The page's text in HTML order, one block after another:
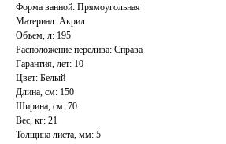
Форма ванной: Прямоугольная
Материал: Акрил
Объем, л: 195
Расположение перелива: Справа
Гарантия, лет: 10
Цвет: Белый
Длина, см: 150
Ширина, см: 70
Вес, кг: 21
Толщина листа, мм: 5